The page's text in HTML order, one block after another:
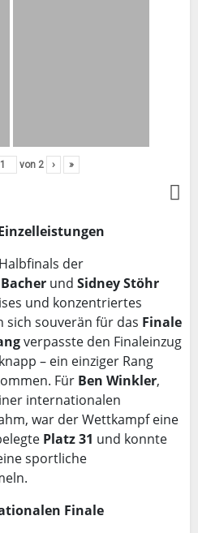
von 2 › »
der
und Sidney Stöhr
und konzentriertes
sich souverän für das Finale
verpasste den Finaleinzug
– ein einziger Rang
Für Ben Winkler,
internationalen
war der Wettkampf eine
Platz 31 und konnte
sportliche
Finale